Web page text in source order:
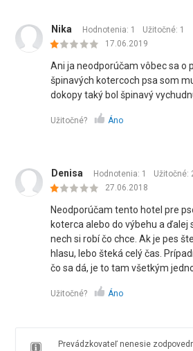
Nika Hodnotenia: 1 Užitočné: 1
17.06.2019
Ani ja neodporúčam vôbec sa o
špinavých kotercoch psa som
dokopy taký bol špinavý
Užitočné? Áno
Denisa Hodnotenia: 1 Užitočné:
27.06.2018
Neodporúčam tento hotel pre
koterca alebo do výbehu a ďalej
nech si robí čo chce. Ak je pes
hlasu, lebo šteká celý čas.
čo sa dá, je to tam všetkým
Užitočné? Áno
Prevádzkovateľ nenesie